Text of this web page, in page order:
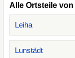
Alle Ortsteile
Leiha
Lunstädt